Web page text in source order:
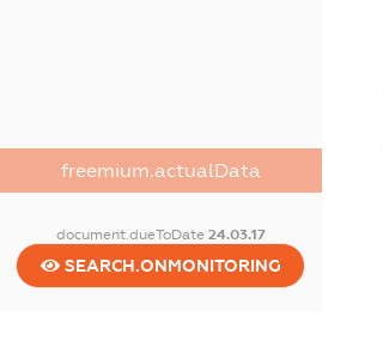
freemium.actualData
document.dueToDate 24.03.17
SEARCH.ONMONITORING